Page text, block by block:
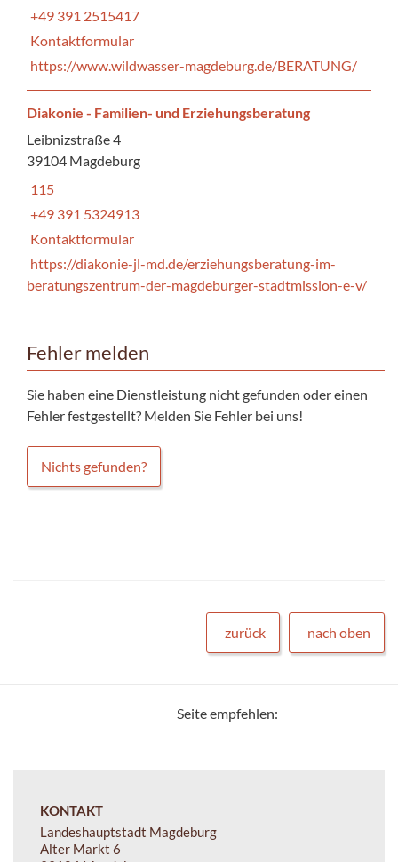
+49 391 2515417
Kontaktformular
https://www.wildwasser-magdeburg.de/BERATUNG/
Diakonie - Familien- und Erziehungsberatung
Leibnizstraße 4
39104 Magdeburg
115
+49 391 5324913
Kontaktformular
https://diakonie-jl-md.de/erziehungsberatung-im-
beratungszentrum-der-magdeburger-stadtmission-e-v/
Fehler melden
Sie haben eine Dienstleistung nicht gefunden oder einen
Fehler festgestellt? Melden Sie Fehler bei uns!
Nichts gefunden?
zurück nach oben
Seite empfehlen:
KONTAKT
Landeshauptstadt Magdeburg
Alter Markt 6